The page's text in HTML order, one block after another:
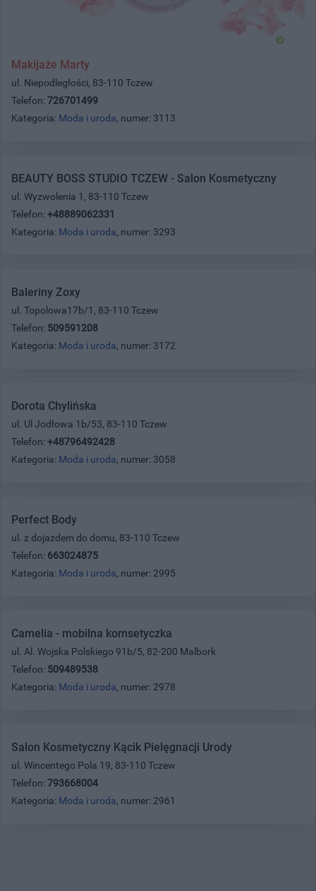
Makijaże Marty
ul. Niepodległości, 83-110 Tczew
Telefon: 726701499
Kategoria: Moda i uroda, numer: 3113
BEAUTY BOSS STUDIO TCZEW - Salon Kosmetyczny
ul. Wyzwolenia 1, 83-110 Tczew
Telefon: +48889062331
Kategoria: Moda i uroda, numer: 3293
Baleriny Zoxy
ul. Topolowa17b/1, 83-110 Tczew
Telefon: 509591208
Kategoria: Moda i uroda, numer: 3172
Dorota Chylińska
ul. Ul Jodłowa 1b/53, 83-110 Tczew
Telefon: +48796492428
Kategoria: Moda i uroda, numer: 3058
Perfect Body
ul. z dojazdem do domu, 83-110 Tczew
Telefon: 663024875
Kategoria: Moda i uroda, numer: 2995
Camelia - mobilna komsetyczka
ul. Al. Wojska Polskiego 91b/5, 82-200 Malbork
Telefon: 509489538
Kategoria: Moda i uroda, numer: 2978
Salon Kosmetyczny Kącik Pielęgnacji Urody
ul. Wincentego Pola 19, 83-110 Tczew
Telefon: 793668004
Kategoria: Moda i uroda, numer: 2961